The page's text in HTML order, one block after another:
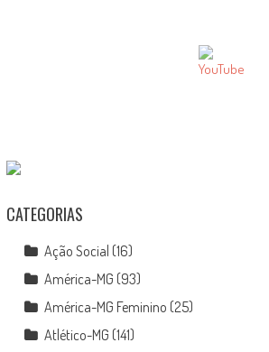
CATEGORIAS
Ação Social (16)
América-MG (93)
América-MG Feminino (25)
Atlético-MG (141)